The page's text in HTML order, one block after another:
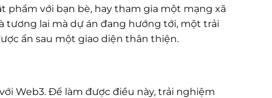
với bạn bè, hay tham gia một mạng xã
tương lai mà dự án đang hướng tới, một trải
ẩn sau một giao diện thân thiện.
Web3. Để làm được điều này, trải nghiệm